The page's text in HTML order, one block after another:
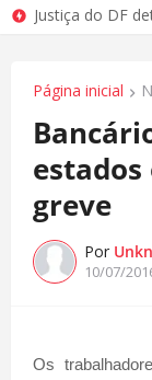
Página inicial
estados
greve
Por
10/07/
Os